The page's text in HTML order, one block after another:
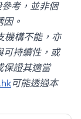
AI概念股和
的風險。
Valley 感受
的
掌握最新的
對是必備功
經常問：
三有無馬
「幾時係大
擔心，
考，並非個
。
機構不能，亦
可持續性，或
保證其適當
可能透過本